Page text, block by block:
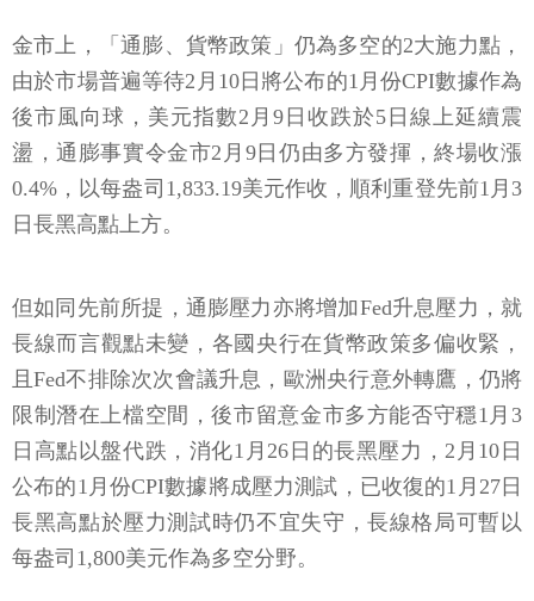
金市上，「通膨、貨幣政策」仍為多空的2大施力點，
由於市場普遍等待2月10日將公布的1月份CPI數據作為
後市風向球，美元指數2月9日收跌於5日線上延續震
盪，通膨事實令金市2月9日仍由多方發揮，終場收漲
0.4%，以每盎司1,833.19美元作收，順利重登先前1月3
日長黑高點上方。
但如同先前所提，通膨壓力亦將增加Fed升息壓力，就
長線而言觀點未變，各國央行在貨幣政策多偏收緊，
且Fed不排除次次會議升息，歐洲央行意外轉鷹，仍將
限制潛在上檔空間，後市留意金市多方能否守穩1月3
日高點以盤代跌，消化1月26日的長黑壓力，2月10日
公布的1月份CPI數據將成壓力測試，已收復的1月27日
長黑高點於壓力測試時仍不宜失守，長線格局可暫以
每盎司1,800美元作為多空分野。